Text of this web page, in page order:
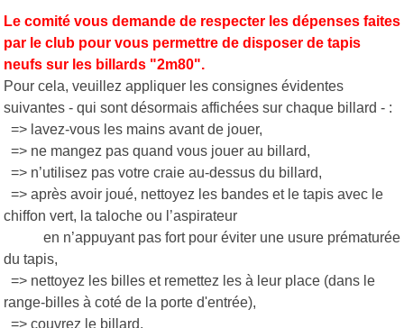
Le comité vous demande de respecter les dépenses faites
par le club pour vous permettre de disposer de tapis
neufs sur les billards "2m80".
Pour cela, veuillez appliquer les consignes évidentes
suivantes - qui sont désormais affichées sur chaque billard - :
=> lavez-vous les mains avant de jouer,
=> ne mangez pas quand vous jouer au billard,
=> n’utilisez pas votre craie au-dessus du billard,
=> après avoir joué, nettoyez les bandes et le tapis avec le
chiffon vert, la taloche ou l’aspirateur
en n’appuyant pas fort pour éviter une usure prématurée
du tapis,
=> nettoyez les billes et remettez les à leur place (dans le
range-billes à coté de la porte d'entrée),
=> couvrez le billard.